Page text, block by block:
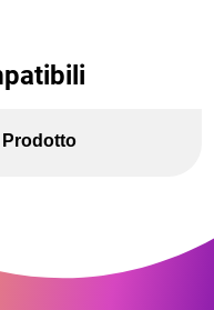
Prodotto